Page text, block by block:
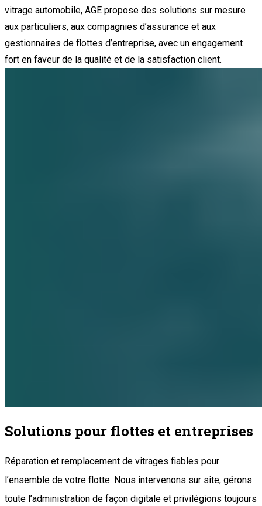
vitrage automobile, AGE propose des solutions sur mesure
aux particuliers, aux compagnies d’assurance et aux
gestionnaires de flottes d’entreprise, avec un engagement
fort en faveur de la qualité et de la satisfaction client.
Solutions pour flottes et entreprises
Réparation et remplacement de vitrages fiables pour
l’ensemble de votre flotte. Nous intervenons sur site, gérons
toute l’administration de façon digitale et privilégions toujours